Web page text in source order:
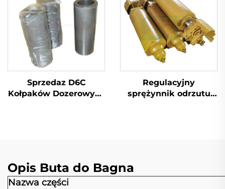
Sprzedaz D6C
Kołpaków Dozerowych
Regulacyjny
sprężynnik odrzutu
Opis Buta do Bagna
Nazwa części